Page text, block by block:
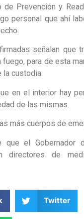
de Prevención y
personal que ahí
señalan que
fuego, para de esta
la custodia.
en el interior hay
de las mismas.
más cuerpos de
el Gobernador
directores de
Twitter